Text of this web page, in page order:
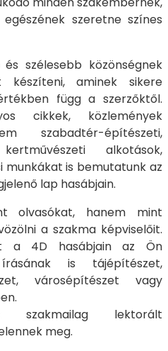
szeretne színes
szélesebb közönségnek
készíteni, aminek sikere
függ a szerzőktől.
cikkek, közlemények
szabadtér-építészeti,
alkotások,
munkákat is bemutatunk az
lap hasábjain.
olvasókat, hanem mint
a szakma képviselőit.
a 4D hasábjain az Ön
is tájépítészet,
városépítészet vagy
szakmailag lektorált
meg.